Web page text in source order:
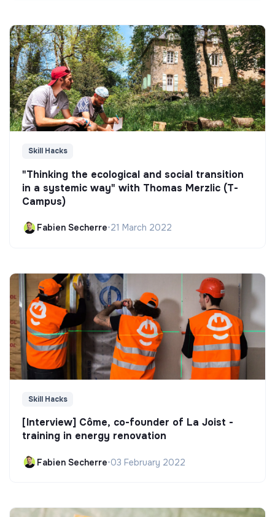
Skill Hacks
"Thinking the ecological and social transition
in a systemic way" with Thomas Merzlic (T-
Campus)
Fabien Secherre•21 March 2022
Skill Hacks
[Interview] Côme, co-founder of La Joist -
training in energy renovation
Fabien Secherre•03 February 2022